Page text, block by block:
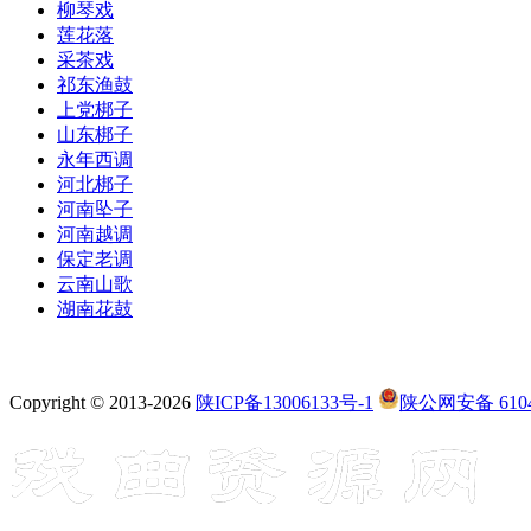
柳琴戏
莲花落
采茶戏
祁东渔鼓
上党梆子
山东梆子
永年西调
河北梆子
河南坠子
河南越调
保定老调
云南山歌
湖南花鼓
Copyright © 2013-2026 陕ICP备13006133号-1 陕公网安备